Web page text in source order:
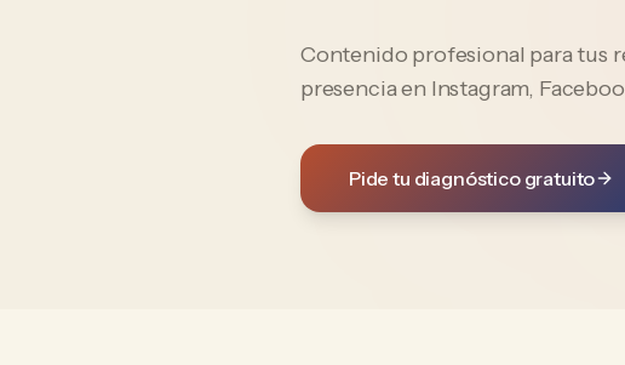
Contenido profesional para tus
presencia en Instagram,
Pide tu diagnóstico gratuito